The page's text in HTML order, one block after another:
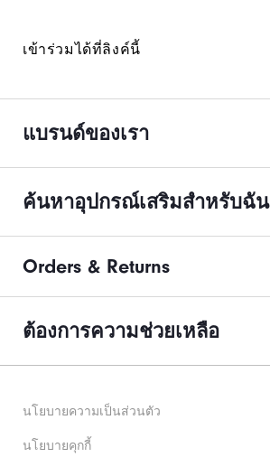
เข้าร่วมได้ที่ลิงค์นี้
แบรนด์ของเรา
ค้นหาอุปกรณ์เสริมสำหรับฉัน
Orders & Returns
ต้องการความช่วยเหลือ
นโยบายความเป็นส่วนตัว
นโยบายคุกกี้